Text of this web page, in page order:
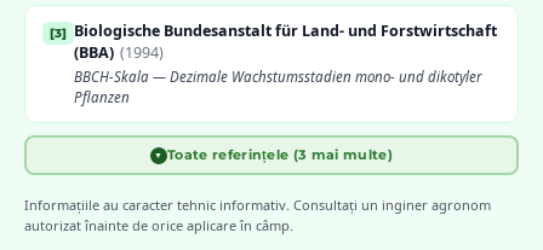
[3]
Biologische Bundesanstalt für Land- und Forstwirtschaft
(BBA) (1994)
BBCH-Skala — Dezimale Wachstumsstadien mono- und dikotyler
Pflanzen
Weber, E. & Bleiholder, H. (1990 )
▼ Toate referințele (3 mai multe)
Informațiile au caracter tehnic informativ. Consultați un inginer agronom
autorizat înainte de orice aplicare în câmp.